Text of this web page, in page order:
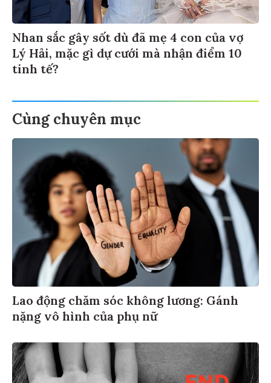
Nhan sắc gây sốt dù đã mẹ 4 con của vợ
Lý Hải, mặc gì dự cưới mà nhận điểm 10
tinh tế?
Cùng chuyên mục
Lao động chăm sóc không lương: Gánh
nặng vô hình của phụ nữ